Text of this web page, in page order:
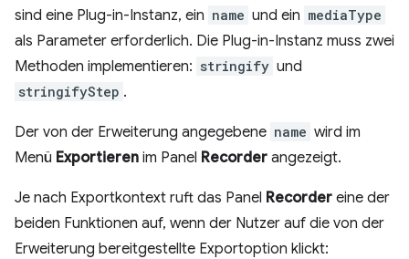
sind eine Plug-in-Instanz, ein name und ein mediaType
als Parameter erforderlich. Die Plug-in-Instanz muss zwei
Methoden implementieren: stringify und
stringifyStep .
Der von der Erweiterung angegebene name wird im
Menü Exportieren im Panel Recorder angezeigt.
Je nach Exportkontext ruft das Panel Recorder eine der
beiden Funktionen auf, wenn der Nutzer auf die von der
Erweiterung bereitgestellte Exportoption klickt: